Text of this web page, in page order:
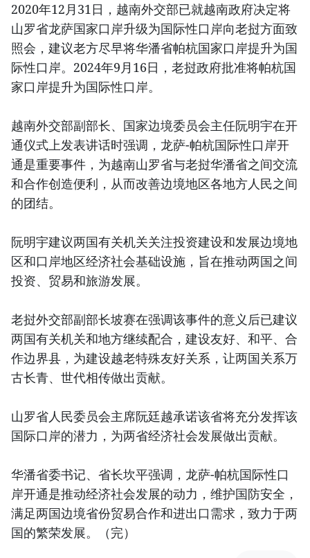
2020年12月31日，越南外交部已就越南政府决定将
山罗省龙萨国家口岸升级为国际性口岸向老挝方面致
照会，建议老方尽早将华潘省帕杭国家口岸提升为国
际性口岸。2024年9月16日，老挝政府批准将帕杭国
家口岸提升为国际性口岸。
越南外交部副部长、国家边境委员会主任阮明宇在开
通仪式上发表讲话时强调，龙萨-帕杭国际性口岸开
通是重要事件，为越南山罗省与老挝华潘省之间交流
和合作创造便利，从而改善边境地区各地方人民之间
的团结。
阮明宇建议两国有关机关关注投资建设和发展边境地
区和口岸地区经济社会基础设施，旨在推动两国之间
投资、贸易和旅游发展。
老挝外交部副部长坡赛在强调该事件的意义后已建议
两国有关机关和地方继续配合，建设友好、和平、合
作边界县，为建设越老特殊友好关系，让两国关系万
古长青、世代相传做出贡献。
山罗省人民委员会主席阮廷越承诺该省将充分发挥该
国际口岸的潜力，为两省经济社会发展做出贡献。
华潘省委书记、省长坎平强调，龙萨-帕杭国际性口
岸开通是推动经济社会发展的动力，维护国防安全，
满足两国边境省份贸易合作和进出口需求，致力于两
国的繁荣发展。（完）